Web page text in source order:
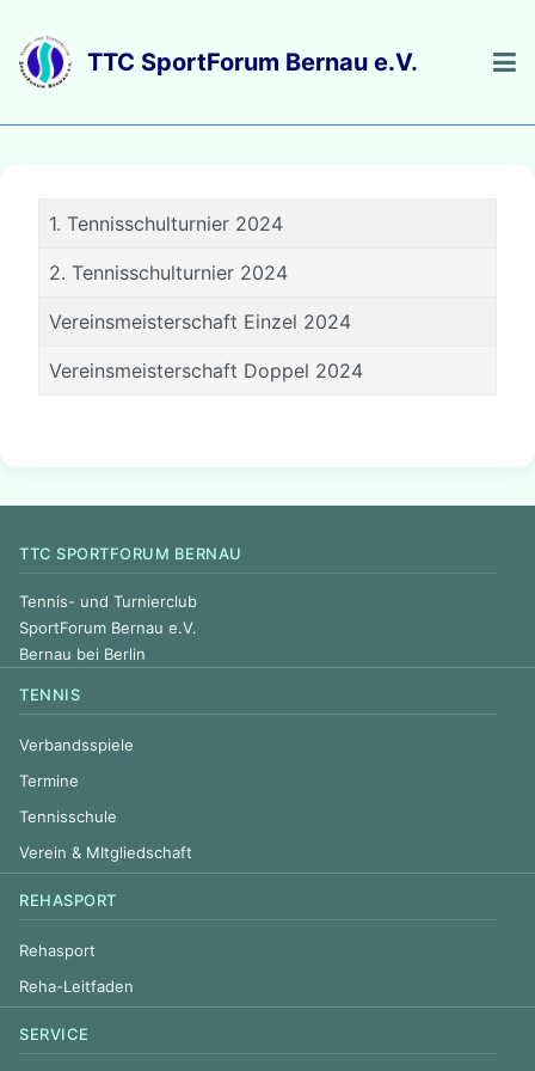
1. Tennisschulturnier 2024
2. Tennisschulturnier 2024
Vereinsmeisterschaft Einzel 2024
Vereinsmeisterschaft Doppel 2024
TTC SPORTFORUM BERNAU
Tennis- und Turnierclub
SportForum Bernau e.V.
Bernau bei Berlin
TENNIS
Verbandsspiele
Termine
Tennisschule
Verein & MItgliedschaft
REHASPORT
Rehasport
Reha-Leitfaden
SERVICE